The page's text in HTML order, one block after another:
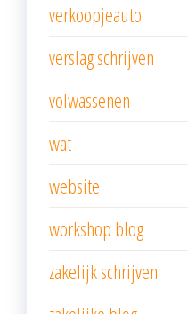
verkoopjeauto
verslag schrijven
volwassenen
wat
website
workshop blog
zakelijk schrijven